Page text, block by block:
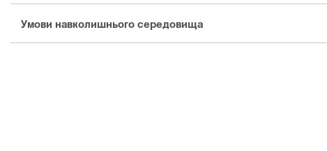
Умови навколишнього середовища